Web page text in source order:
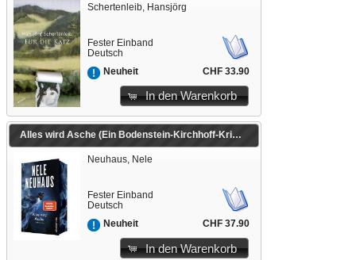
Schertenleib, Hansjörg
Fester Einband
Deutsch
Neuheit
CHF 33.90
In den Warenkorb
Alles wird Asche (Ein Bodenstein-Kirchhoff-Krimi 12)
Neuhaus, Nele
Fester Einband
Deutsch
Neuheit
CHF 37.90
In den Warenkorb